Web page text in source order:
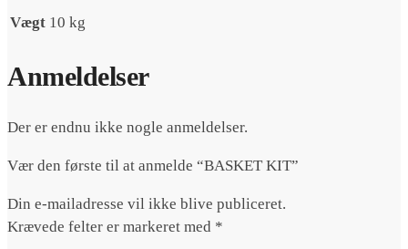
Vægt 10 kg
Anmeldelser
Der er endnu ikke nogle anmeldelser.
Vær den første til at anmelde “BASKET KIT”
Din e-mailadresse vil ikke blive publiceret.
Krævede felter er markeret med *